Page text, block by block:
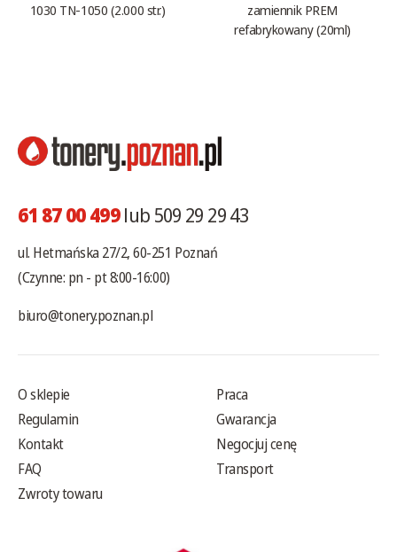
1030 TN-1050 (2.000 str.)
zamiennik PREM
refabrykowany (20ml)
61 87 00 499lub 509 29 29 43
ul. Hetmańska 27/2, 60-251 Poznań
(Czynne: pn - pt 8:00-16:00)
biuro@tonery.poznan.pl
O sklepie
Regulamin
Kontakt
FAQ
Zwroty towaru
Praca
Gwarancja
Negocjuj cenę
Transport